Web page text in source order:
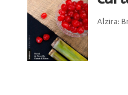
Alzira: